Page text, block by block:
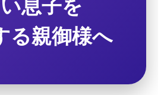
息子を
る親御様へ